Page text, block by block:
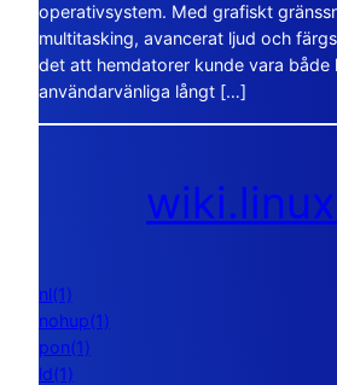
operativsystem. Med grafiskt
multitasking, avancerat ljud och
det att hemdatorer kunde vara både
användarvänliga långt […]
nl(1)
nohup(1)
pon(1)
ld(1)